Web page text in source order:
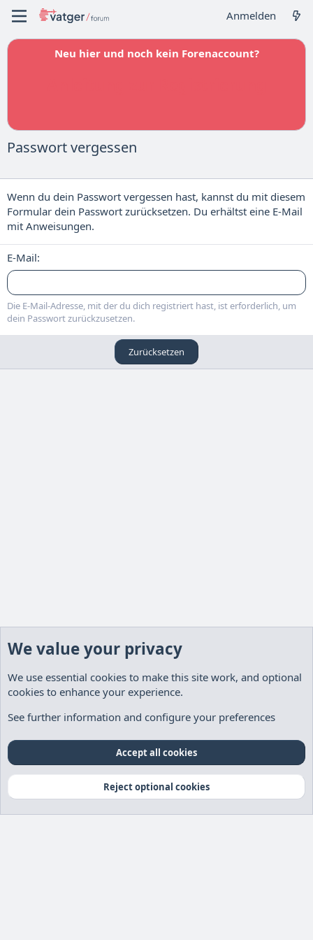
Anmelden
Neu hier und noch kein Forenaccount?
Passwort vergessen
Wenn du dein Passwort vergessen hast, kannst du mit diesem
Formular dein Passwort zurücksetzen. Du erhältst eine E-Mail
mit Anweisungen.
E-Mail
Die E-Mail-Adresse, mit der du dich registriert hast, ist erforderlich, um
dein Passwort zurückzusetzen.
Zurücksetzen
Kontakt
Nutzungsbedingungen
Datenschutz
Hilfe und Impressum
Start
R
S
®
We value your privacy
We use essential cookies to make this site work, and optional
cookies to enhance your experience.
See further information and configure your preferences
Accept all cookies
Reject optional cookies